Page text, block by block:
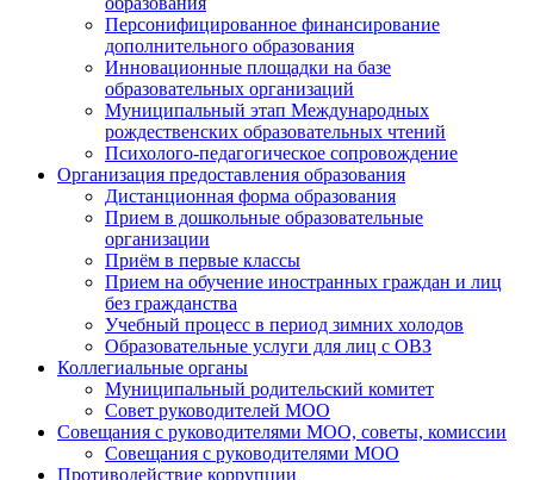
Персонифицированное финансирование
дополнительного образования
Инновационные площадки на базе
образовательных организаций
Муниципальный этап Международных
рождественских образовательных чтений
Психолого-педагогическое сопровождение
Организация предоставления образования
Дистанционная форма образования
Прием в дошкольные образовательные
организации
Приём в первые классы
Прием на обучение иностранных граждан и лиц
без гражданства
Учебный процесс в период зимних холодов
Образовательные услуги для лиц с ОВЗ
Коллегиальные органы
Муниципальный родительский комитет
Совет руководителей МОО
Совещания с руководителями МОО, советы, комиссии
Совещания с руководителями МОО
Противодействие коррупции